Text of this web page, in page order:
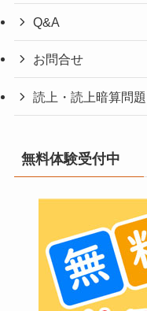
Q&A
お問合せ
読上・読上暗算問題
無料体験受付中